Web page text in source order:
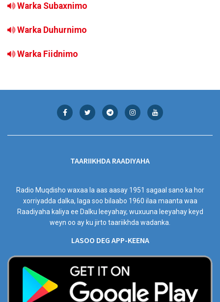
Warka Subaxnimo
Warka Duhurnimo
Warka Fiidnimo
TAARIIKHDA RAADIYAHA
Radio Muqdisho waxaa la aas aasay 1951 sagaal sano ka hor
xorriyadda dalka, laga soo bilaabo 1960 ilaa maanta waa
Raadiyaha kaliya ee Dalku leeyahay, wuxuuna leeyahay keyd
weyn oo ay ku jirto taariikhda wadanka.
LASOO DEG APP-KEENA